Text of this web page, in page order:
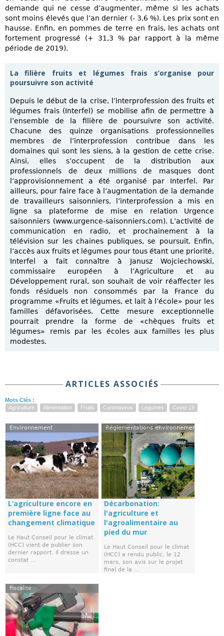
demande qui ne cesse d’augmenter, même si les achats
sont moins élevés que l’an dernier (- 3,6 %). Les prix sont en
hausse. Enfin, en pommes de terre en frais, les achats ont
fortement progressé (+ 31,3 % par rapport à la même
période de 2019).
La filière fruits et légumes frais s’organise pour
poursuivre son activité
Depuis le début de la crise, l’interprofession des fruits et
légumes frais (Interfel) se mobilise afin de permettre à
l’ensemble de la filière de poursuivre son activité.
Chacune des quinze organisations professionnelles
membres de l’interprofession contribue dans les
domaines qui sont les siens, à la gestion de cette crise.
Ainsi, elles s’occupent de la distribution aux
professionnels de deux millions de masques dont
l’approvisionnement a été organisé par Interfel. Par
ailleurs, pour faire face à l’augmentation de la demande
de travailleurs saisonniers, l’interprofession a mis en
ligne sa plateforme de mise en relation Urgence
saisonniers (www.urgence-saisonniers.com). L’activité de
communication en radio, et prochainement à la
télévision sur les chaines publiques, se poursuit. Enfin,
l’accès aux fruits et légumes pour tous étant une priorité,
Interfel a fait connaître à Janusz Wojciechowski,
commissaire européen à l’Agriculture et au
Développement rural, son souhait de voir réaffecter les
fonds résiduels non consommés par la France du
programme «Fruits et légumes, et lait à l’école» pour les
familles défavorisées. Cette mesure exceptionnelle
pourrait prendre la forme de «chèques fruits et
légumes» remis par les écoles aux familles les plus
modestes.
ARTICLES ASSOCIÉS
Mots Clés :
Agriculture
Alimentation Fruits Coronavirus Legumes Covid-19
Environnement
L’agriculture encore en
première ligne face au
changement climatique
Le Haut Conseil pour le climat
(HCC) vient de publier son
dernier rapport. Il dresse un
constat ...
Réglementations environnementales
Décarbonation:
l'agriculture et
l'agroalimentaire au
pied du mur
Le Haut Conseil pour le climat
(HCC) a rendu public, le 12
mars, son avis sur le projet
final de la ...
Fiscalité